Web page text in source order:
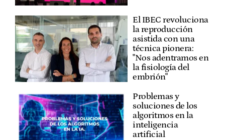
El IBEC revoluciona
la reproducción
asistida con una
técnica pionera:
"Nos adentramos en
la fisiología del
embrión"
Problemas y
soluciones de los
algoritmos en la
inteligencia
artificial